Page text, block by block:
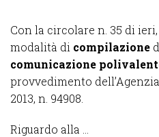
Con la circolare n. 35 di
modalità di compilazione
comunicazione
provvedimento
2013, n. 94908.
Riguardo alla ...